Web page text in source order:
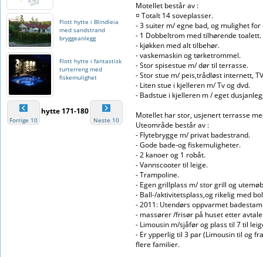
Flott hytte i Blindleia
med sandstrand
bryggeanlegg
Flott hytte i fantastisk
turterreng med
fiskemulighet
Forrige 10
hytte 171-180
Neste 10
Motellet består av :
¤ Totalt 14 soveplasser.
- 3 suiter m/ egne bad, og mulighet
- 1 Dobbeltrom med tilhørende toalett.
- kjøkken med alt tilbehør.
- vaskemaskin og tørketrommel.
- Stor spisestue m/ dør til terrasse.
- Stor stue m/ peis,trådløst internett,
- Liten stue i kjelleren m/ Tv og dvd.
- Badstue i kjelleren m / eget
Motellet har stor, usjenert terrasse
Uteområde består av :
- Flytebrygge m/ privat badestrand.
- Gode bade-og fiskemuligheter.
- 2 kanoer og 1 robåt.
- Vannscooter til leige.
- Trampoline.
- Egen grillplass m/ stor grill og
- Ball-/aktivitetsplass,og rikelig med
- 2011: Utendørs oppvarmet
- massører /frisør på huset etter
- Limousin m/sjåfør og plass til 7 til
- Er ypperlig til 3 par (Limousin til og
flere familier.